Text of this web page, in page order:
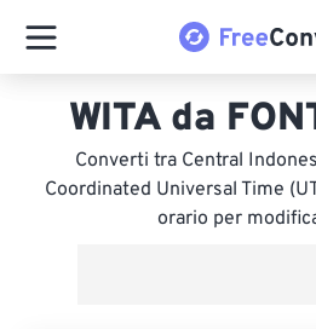
WITA da
Converti tra Central
Coordinated Universal Time
orario per